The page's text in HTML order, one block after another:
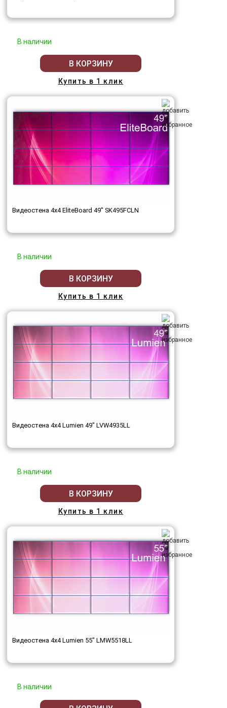
В наличии
В КОРЗИНУ
Купить в 1 клик
Видеостена 4x4 EliteBoard 49" SK495FCLN
В наличии
В КОРЗИНУ
Купить в 1 клик
Видеостена 4x4 Lumien 49" LVW4935LL
В наличии
В КОРЗИНУ
Купить в 1 клик
Видеостена 4x4 Lumien 55" LMW5518LL
В наличии